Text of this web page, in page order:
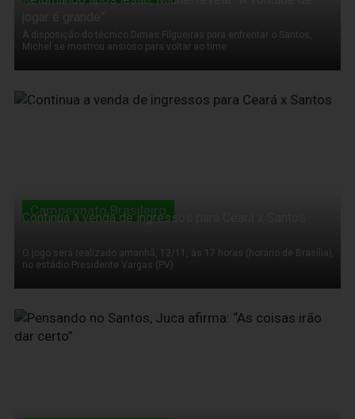
À disposição do técnico Dimas Filgueiras para enfrentar o Santos,
Michel se mostrou ansioso para voltar ao time
12 de Novembro de 2011
Campeonato Brasileiro
Continua a venda de ingressos para Ceará x Santos
O jogo será realizado amanhã, 13/11, às 17 horas (horário de Brasília),
no estádio Presidente Vargas (PV)
11 de Novembro de 2011